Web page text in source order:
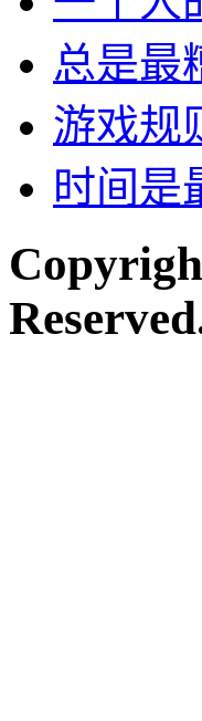
总是最
游戏规
时间是